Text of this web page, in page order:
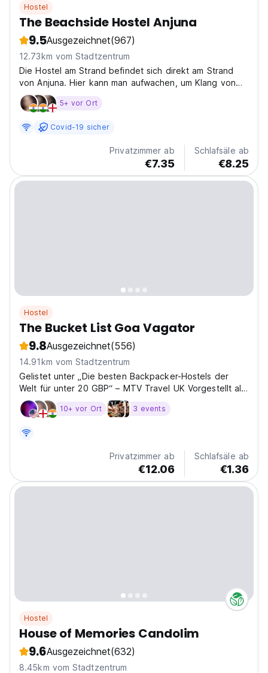
Hostel
The Beachside Hostel Anjuna
9.5Ausgezeichnet(967)
12.73km vom Stadtzentrum
Die Hostel am Strand befindet sich direkt am Strand
von Anjuna. Hier kann man aufwachen, um Klang von
Ozeanwellen zu hören.
5+ vor Ort
Covid-19 sicher
Privatzimmer ab
€7.35
Schlafsäle ab
€8.25
Hostel
The Bucket List Goa Vagator
9.8Ausgezeichnet(556)
14.91km vom Stadtzentrum
Gelistet unter „Die besten Backpacker-Hostels der
Welt für unter 20 GBP“ – MTV Travel UK Vorgestellt als
10+ vor Ort 3 events
Privatzimmer ab
€12.06
Schlafsäle ab
€1.36
Hostel
House of Memories Candolim
9.6Ausgezeichnet(632)
8.45km vom Stadtzentrum